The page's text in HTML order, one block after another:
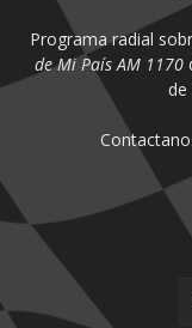
Programa radial
de Mi País AM 1170
de